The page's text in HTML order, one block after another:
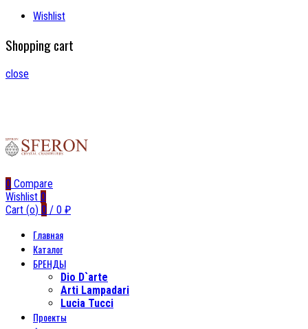
Wishlist
Shopping cart
close
0 Compare
Wishlist 0
Cart (o) 0 / 0 ₽
Главная
Каталог
БРЕНДЫ
Dio D`arte
Arti Lampadari
Lucia Tucci
Проекты